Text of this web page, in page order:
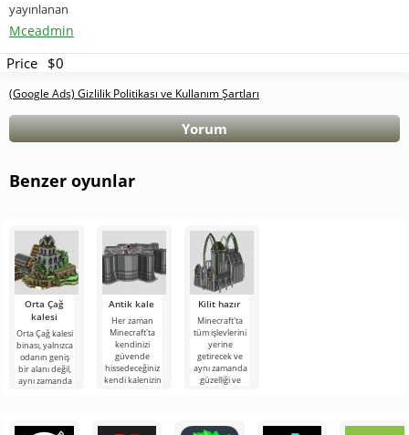
yayınlanan
Mceadmin
Price $0
(Google Ads) Gizlilik Politikası ve Kullanım Şartları
Yorum
Benzer oyunlar
Orta Çağ
kalesi
Orta Çağ kalesi
binası, yalnızca
odanın geniş
bir alanı değil,
aynı zamanda
Antik kale
Her zaman
Minecraft'ta
kendinizi
güvende
hissedeceğiniz
kendi kalenizin
Kilit hazır
Minecraft'ta
tüm işlevlerini
yerine
getirecek ve
aynı zamanda
güzelliği ve